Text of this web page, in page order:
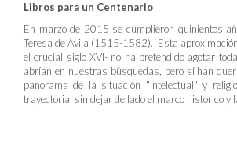
Libros para un Centenario
En marzo de 2015 se cumplieron quinientos
Teresa de Ávila (1515-1582). Esta
el crucial siglo XVI- no ha pretendido agotar
abrían en nuestras búsquedas, pero sí han
panorama de la situación "intelectual" y
trayectoria, sin dejar de lado el marco histórico y